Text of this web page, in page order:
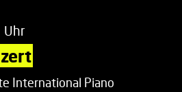
Uhr
International Piano